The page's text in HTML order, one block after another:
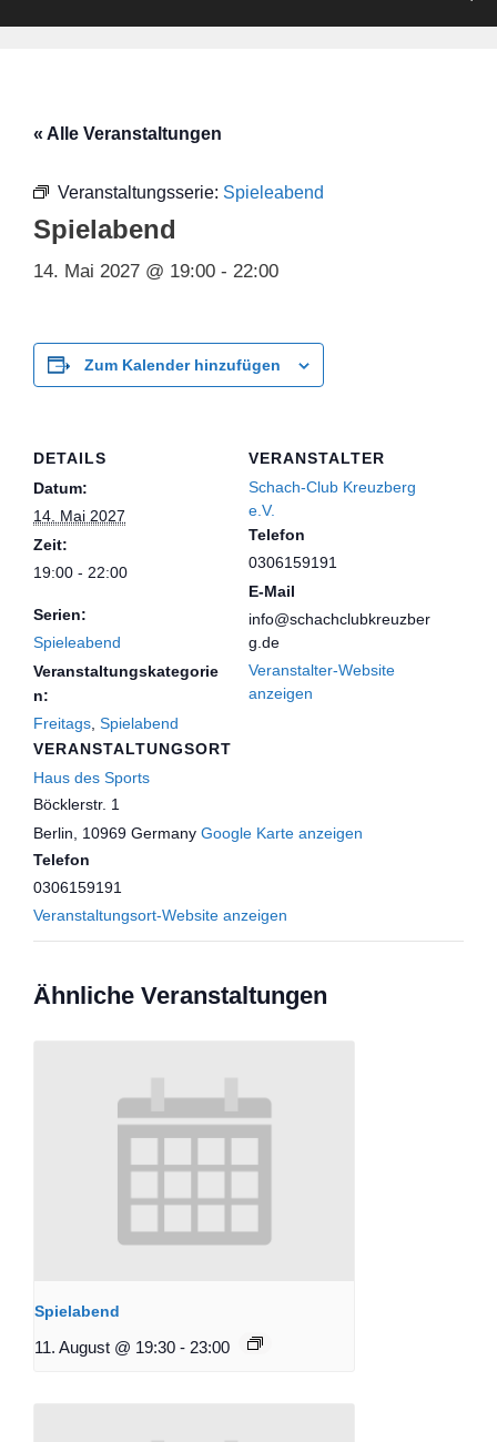
« Alle Veranstaltungen
Veranstaltungsserie: Spieleabend
Spielabend
14. Mai 2027 @ 19:00 - 22:00
Zum Kalender hinzufügen
DETAILS
Datum:
14. Mai 2027
Zeit:
19:00 - 22:00
Serien:
Spieleabend
Veranstaltungskategorie
n:
Freitags Spielabend
VERANSTALTUNGSORT
Haus des Sports
Böcklerstr. 1
Berlin
10969 Germany Google Karte anzeigen
Telefon
0306159191
Veranstaltungsort-Website anzeigen
VERANSTALTER
Schach-Club Kreuzberg
e.V.
Telefon
0306159191
E-Mail
info@schachclubkreuzber
g.de
Veranstalter-Website
anzeigen
Ähnliche Veranstaltungen
Spielabend
11. August @ 19:30 - 23:00